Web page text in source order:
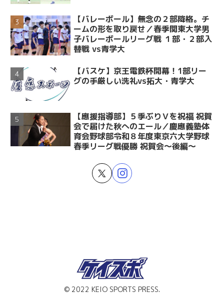
【バレーボール】無念の２部降格。チ
ームの形を取り戻せ／春季関東大学男
子バレーボールリーグ戦 １部・２部入
替戦 vs青学大
【バスケ】京王電鉄杯開幕！1部リー
グの手厳しい洗礼vs拓大・青学大
【應援指導部】５季ぶりＶを祝福 祝賀
会で届けた秋へのエール／慶應義塾体
育会野球部令和８年度東京六大学野球
春季リーグ戦優勝 祝賀会～後編～
© 2022 KEIO SPORTS PRESS.